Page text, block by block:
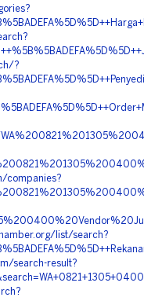
?
companies?
list/search?
search-result?